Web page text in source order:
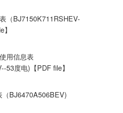
（BJ7150K711RSHEV-
用信息表
53度电)【PDF file】
（BJ6470A506BEV)